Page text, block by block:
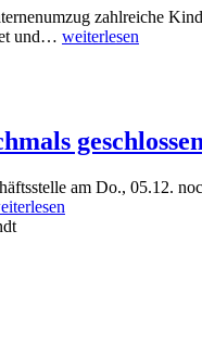
zahlreiche
und… weiterlesen
am Do., 05.12.